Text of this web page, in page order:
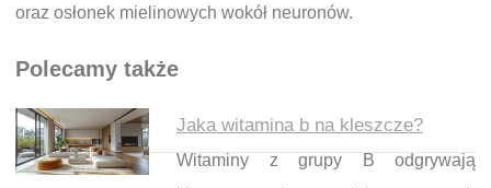
oraz osłonek mielinowych wokół neuronów.
Polecamy także
Jaka witamina b na kleszcze?
Witaminy z grupy B odgrywają